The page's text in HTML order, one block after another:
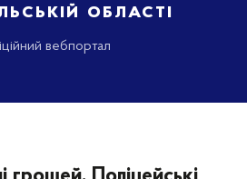
області
вебпортал